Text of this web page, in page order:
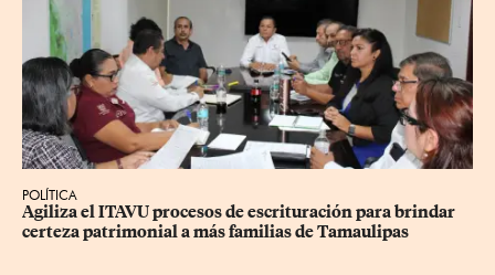
POLÍTICA
Agiliza el ITAVU procesos de escrituración para brindar
certeza patrimonial a más familias de Tamaulipas